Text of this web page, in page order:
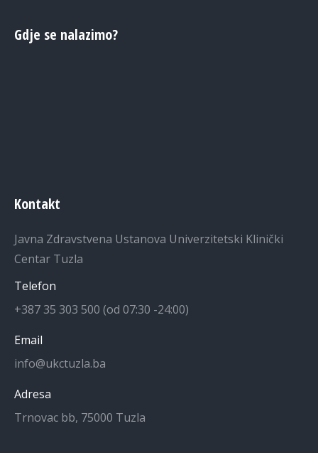
Gdje se nalazimo?
Kontakt
Javna Zdravstvena Ustanova Univerzitetski Klinički
Centar Tuzla
Telefon
+387 35 303 500 (od 07:30 -24:00)
Email
info@ukctuzla.ba
Adresa
Trnovac bb, 75000 Tuzla